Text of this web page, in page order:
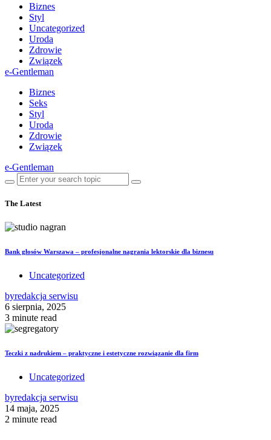
Biznes
Styl
Uncategorized
Uroda
Zdrowie
Związek
e-Gentleman
Biznes
Seks
Styl
Uroda
Zdrowie
Związek
e-Gentleman
The Latest
Bank głosów Warszawa – profesjonalne nagrania lektorskie dla biznesu
Uncategorized
byredakcja serwisu
6 sierpnia, 2025
3 minute read
Teczki z nadrukiem – praktyczne i estetyczne rozwiązanie dla firm
Uncategorized
byredakcja serwisu
14 maja, 2025
2 minute read